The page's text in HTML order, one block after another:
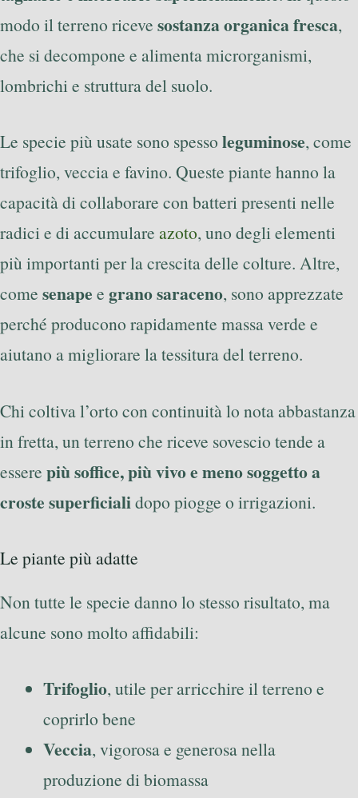
modo il terreno riceve sostanza organica fresca,
che si decompone e alimenta microrganismi,
lombrichi e struttura del suolo.
Le specie più usate sono spesso leguminose, come
trifoglio, veccia e favino. Queste piante hanno la
capacità di collaborare con batteri presenti nelle
radici e di accumulare azoto, uno degli elementi
più importanti per la crescita delle colture. Altre,
come senape e grano saraceno, sono apprezzate
perché producono rapidamente massa verde e
aiutano a migliorare la tessitura del terreno.
Chi coltiva l’orto con continuità lo nota abbastanza
in fretta, un terreno che riceve sovescio tende a
essere più soffice, più vivo e meno soggetto a
croste superficialidopo piogge o irrigazioni.
Le piante più adatte
Non tutte le specie danno lo stesso risultato, ma
alcune sono molto affidabili:
Trifoglio, utile per arricchire il terreno e
coprirlo bene
Veccia, vigorosa e generosa nella
produzione di biomassa